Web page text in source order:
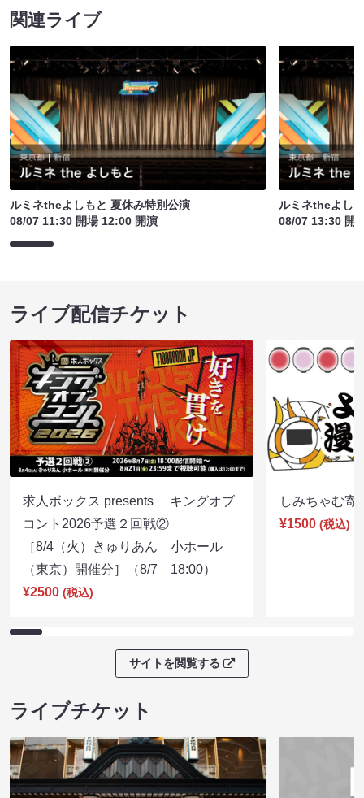
関連ライブ
ルミネtheよしもと 夏休み特別公演
08/07 11:30 開場 12:00 開演
ルミネtheよし
08/07 13:30 開
ライブ配信チケット
求人ボックス presents キングオブ
コント2026予選２回戦②
［8/4（火）きゅりあん 小ホール
（東京）開催分］（8/7 18:00）
¥2500 (税込)
しみちゃむ
¥1500 (税込)
サイトを閲覧する
ライブチケット